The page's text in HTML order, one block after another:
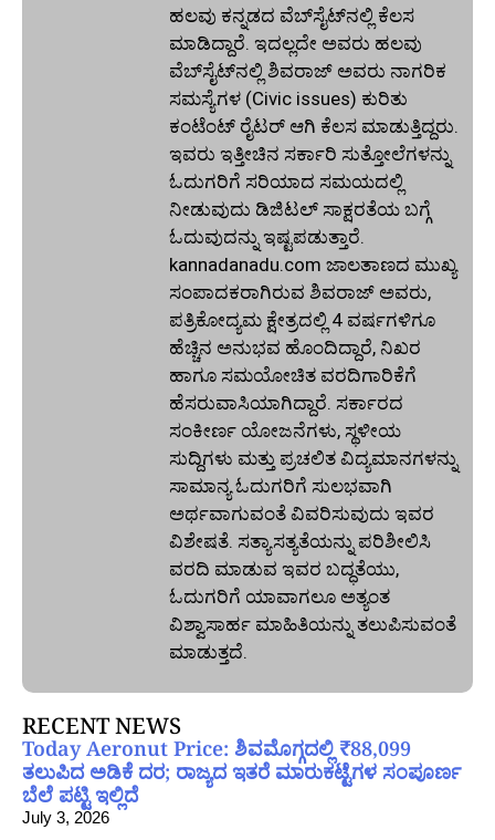
ಹಲವು ಕನ್ನಡದ ವೆಬ್‌ಸೈಟ್‌ನಲ್ಲಿ ಕೆಲಸ
ಮಾಡಿದ್ದಾರೆ. ಇದಲ್ಲದೇ ಅವರು ಹಲವು
ವೆಬ್‌ಸೈಟ್‌ನಲ್ಲಿ ಶಿವರಾಜ್ ಅವರು ನಾಗರಿಕ
ಸಮಸ್ಯೆಗಳ (Civic issues) ಕುರಿತು
ಕಂಟೆಂಟ್ ರೈಟರ್ ಆಗಿ ಕೆಲಸ ಮಾಡುತ್ತಿದ್ದರು.
ಇವರು ಇತ್ತೀಚಿನ ಸರ್ಕಾರಿ ಸುತ್ತೋಲೆಗಳನ್ನು
ಓದುಗರಿಗೆ ಸರಿಯಾದ ಸಮಯದಲ್ಲಿ
ನೀಡುವುದು ಡಿಜಿಟಲ್ ಸಾಕ್ಷರತೆಯ ಬಗ್ಗೆ
ಓದುವುದನ್ನು ಇಷ್ಟಪಡುತ್ತಾರೆ.
kannadanadu.com ಜಾಲತಾಣದ ಮುಖ್ಯ
ಸಂಪಾದಕರಾಗಿರುವ ಶಿವರಾಜ್ ಅವರು,
ಪತ್ರಿಕೋದ್ಯಮ ಕ್ಷೇತ್ರದಲ್ಲಿ 4 ವರ್ಷಗಳಿಗೂ
ಹೆಚ್ಚಿನ ಅನುಭವ ಹೊಂದಿದ್ದಾರೆ, ನಿಖರ
ಹಾಗೂ ಸಮಯೋಚಿತ ವರದಿಗಾರಿಕೆಗೆ
ಹೆಸರುವಾಸಿಯಾಗಿದ್ದಾರೆ. ಸರ್ಕಾರದ
ಸಂಕೀರ್ಣ ಯೋಜನೆಗಳು, ಸ್ಥಳೀಯ
ಸುದ್ದಿಗಳು ಮತ್ತು ಪ್ರಚಲಿತ ವಿದ್ಯಮಾನಗಳನ್ನು
ಸಾಮಾನ್ಯ ಓದುಗರಿಗೆ ಸುಲಭವಾಗಿ
ಅರ್ಥವಾಗುವಂತೆ ವಿವರಿಸುವುದು ಇವರ
ವಿಶೇಷತೆ. ಸತ್ಯಾಸತ್ಯತೆಯನ್ನು ಪರಿಶೀಲಿಸಿ
ವರದಿ ಮಾಡುವ ಇವರ ಬದ್ಧತೆಯು,
ಓದುಗರಿಗೆ ಯಾವಾಗಲೂ ಅತ್ಯಂತ
ವಿಶ್ವಾಸಾರ್ಹ ಮಾಹಿತಿಯನ್ನು ತಲುಪಿಸುವಂತೆ
ಮಾಡುತ್ತದೆ.
RECENT NEWS
Today Aeronut Price: ಶಿವಮೊಗ್ಗದಲ್ಲಿ ₹88,099
ತಲುಪಿದ ಅಡಿಕೆ ದರ; ರಾಜ್ಯದ ಇತರೆ ಮಾರುಕಟ್ಟೆಗಳ ಸಂಪೂರ್ಣ
ಬೆಲೆ ಪಟ್ಟಿ ಇಲ್ಲಿದೆ
July 3, 2026